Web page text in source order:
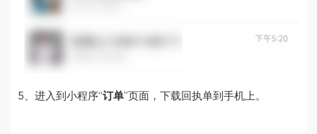
5、进入到小程序“订单”页面，下载回执单到手机上。